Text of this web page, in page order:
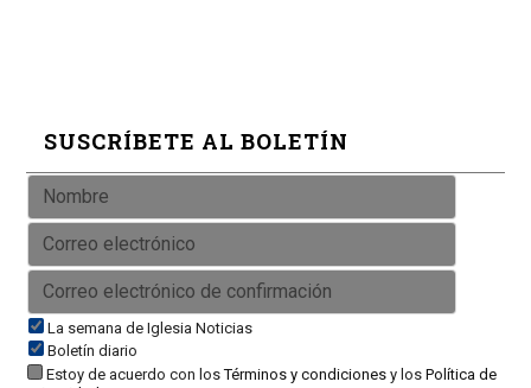
SUSCRÍBETE AL BOLETÍN
La semana de Iglesia Noticias
Boletín diario
Estoy de acuerdo con losTérminos y condicionesy los Política de